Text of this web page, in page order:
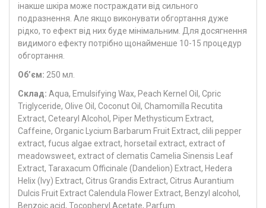
інакше шкіра може постраждати від сильного
подразнення. Але якщо виконувати обгортання дуже
рідко, то ефект від них буде мінімальним. Для досягнення
видимого ефекту потрібно щонайменше 10-15 процедур
обгортання.
Об’єм: 250 мл.
Склад: Aqua, Emulsifying Wax, Peach Kernel Oil, Cpric
Triglyceride, Olive Oil, Coconut Oil, Chamomilla Recutita
Extract, Cetearyl Alcohol, Piper Methysticum Extract,
Caffeine, Organic Lycium Barbarum Fruit Extract, clili pepper
extract, fucus algae extract, horsetail extract, extract of
meadowsweet, extract of clematis Camelia Sinensis Leaf
Extract, Taraxacum Officinale (Dandelion) Extract, Hedera
Helix (lvy) Extract, Citrus Grandis Extract, Citrus Aurantium
Dulcis Fruit Extract Calendula Flower Extract, Benzyl alcohol,
Benzoic acid, Tocopheryl Acetate, Parfum.